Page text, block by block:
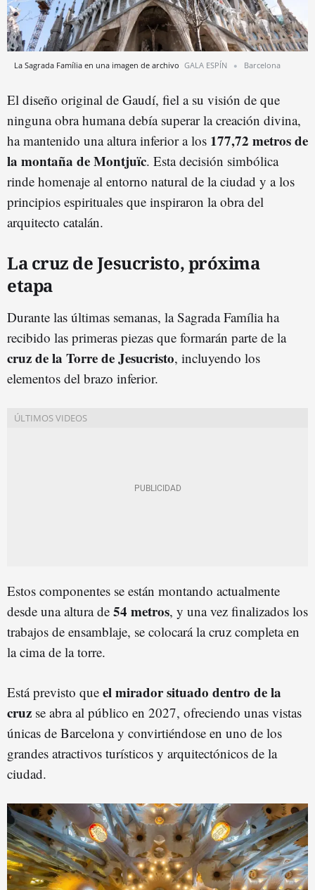
La Sagrada Família en una imagen de archivo GALA ESPÍN Barcelona
El diseño original de Gaudí, fiel a su visión de que
ninguna obra humana debía superar la creación divina,
ha mantenido una altura inferior a los 177,72 metros de
la montaña de Montjuïc. Esta decisión simbólica
rinde homenaje al entorno natural de la ciudad y a los
principios espirituales que inspiraron la obra del
arquitecto catalán.
La cruz de Jesucristo, próxima
etapa
Durante las últimas semanas, la Sagrada Família ha
recibido las primeras piezas que formarán parte de la
cruz de la Torre de Jesucristo, incluyendo los
elementos del brazo inferior.
Estos componentes se están montando actualmente
desde una altura de 54 metros, y una vez finalizados los
trabajos de ensamblaje, se colocará la cruz completa en
la cima de la torre.
Está previsto que el mirador situado dentro de la
cruz se abra al público en 2027, ofreciendo unas vistas
únicas de Barcelona y convirtiéndose en uno de los
grandes atractivos turísticos y arquitectónicos de la
ciudad.